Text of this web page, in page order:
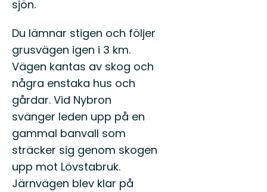
sjön.
Du lämnar stigen och följer
grusvägen igen i 3 km.
Vägen kantas av skog och
några enstaka hus och
gårdar. Vid Nybron
svänger leden upp på en
gammal banvall som
sträcker sig genom skogen
upp mot Lövstabruk.
Järnvägen blev klar på